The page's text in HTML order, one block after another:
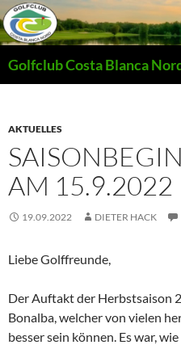
Zum
Inhalt
springen
Golfclub Costa Blanca
AKTUELLES
AM 15.9.2022
19.09.2022 DIETER HACK
Liebe Golffreunde,
Der Auftakt der Herbstsaison
Bonalba, welcher von vielen
besser sein können. Es war,